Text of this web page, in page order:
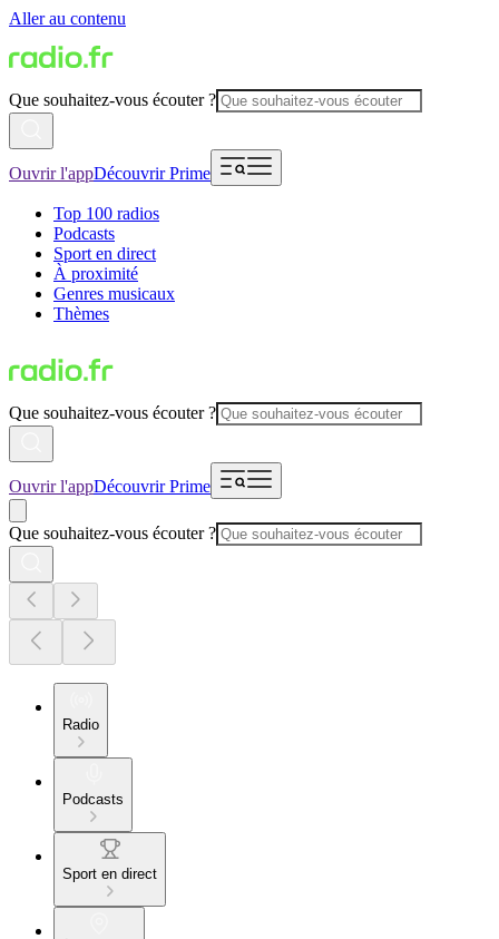
Aller au contenu
Que souhaitez-vous écouter ?
Ouvrir l'appDécouvrir Prime
Top 100 radios
Podcasts
Sport en direct
À proximité
Genres musicaux
Thèmes
Que souhaitez-vous écouter ?
Ouvrir l'appDécouvrir Prime
Que souhaitez-vous écouter ?
Radio
Podcasts
Sport en direct